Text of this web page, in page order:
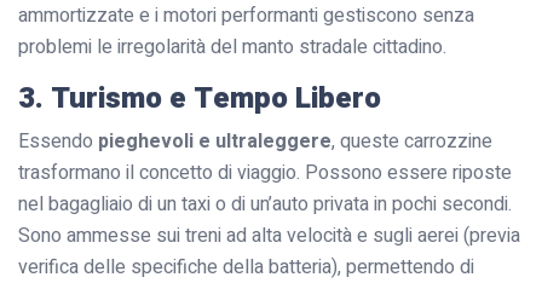
ammortizzate e i motori performanti gestiscono senza
problemi le irregolarità del manto stradale cittadino.
3. Turismo e Tempo Libero
Essendo pieghevoli e ultraleggere, queste carrozzine
trasformano il concetto di viaggio. Possono essere riposte
nel bagagliaio di un taxi o di un’auto privata in pochi secondi.
Sono ammesse sui treni ad alta velocità e sugli aerei (previa
verifica delle specifiche della batteria), permettendo di